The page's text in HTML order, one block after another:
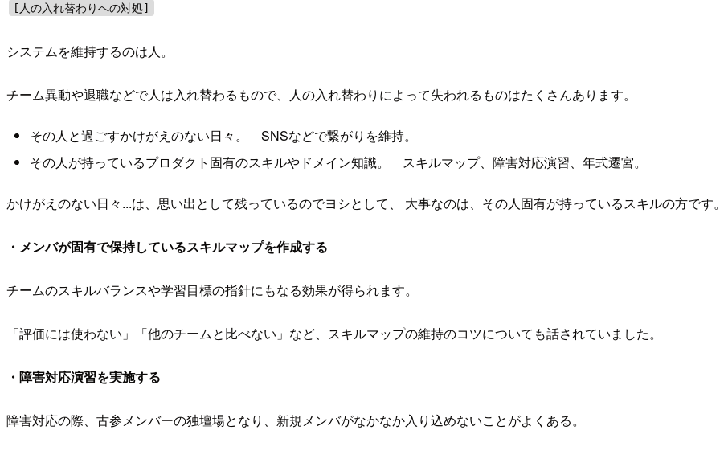
[人の入れ替わりへの対処]
システムを維持するのは人。
チーム異動や退職などで人は入れ替わるもので、人の入れ替わりによって失われるものはたくさんあります。
その人と過ごすかけがえのない日々。 SNSなどで繋がりを維持。
その人が持っているプロダクト固有のスキルやドメイン知識。 スキルマップ、障害対応演習、年式遷宮。
かけがえのない日々...は、思い出として残っているのでヨシとして、 大事なのは、その人固有が持っているスキルの方です
・メンバが固有で保持しているスキルマップを作成する
チームのスキルバランスや学習目標の指針にもなる効果が得られます。
「評価には使わない」「他のチームと比べない」など、スキルマップの維持のコツについても話されていました。
・障害対応演習を実施する
障害対応の際、古参メンバーの独壇場となり、新規メンバがなかなか入り込めないことがよくある。